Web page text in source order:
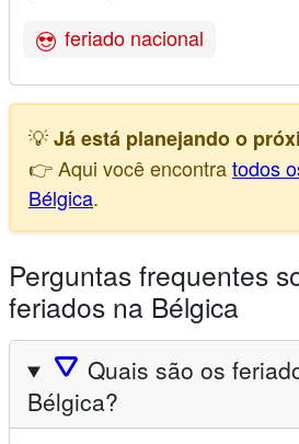
feriado nacional
💡Já está planejando o
👉 Aqui você encontratodos
Bélgica.
Perguntas frequentes
feriados na Bélgica
🛆 Quais são os
Bélgica?